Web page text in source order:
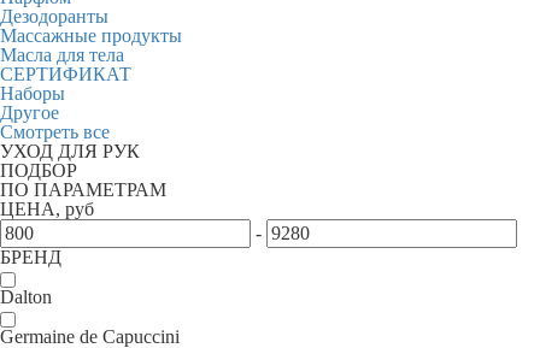
Дезодоранты
Массажные продукты
Масла для тела
СЕРТИФИКАТ
Наборы
Другое
Смотреть все
УХОД ДЛЯ РУК
ПОДБОР
ПО ПАРАМЕТРАМ
ЦЕНА, руб
-
БРЕНД
Dalton
Germaine de Capuccini